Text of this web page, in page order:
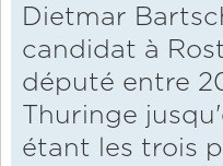
Dietmar
candidat à
député entre
Thuringe
étant les trois